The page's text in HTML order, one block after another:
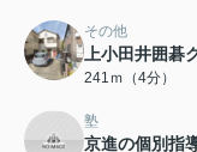
その他
上小田井囲碁
241ｍ（4分）
塾
京進の個別指